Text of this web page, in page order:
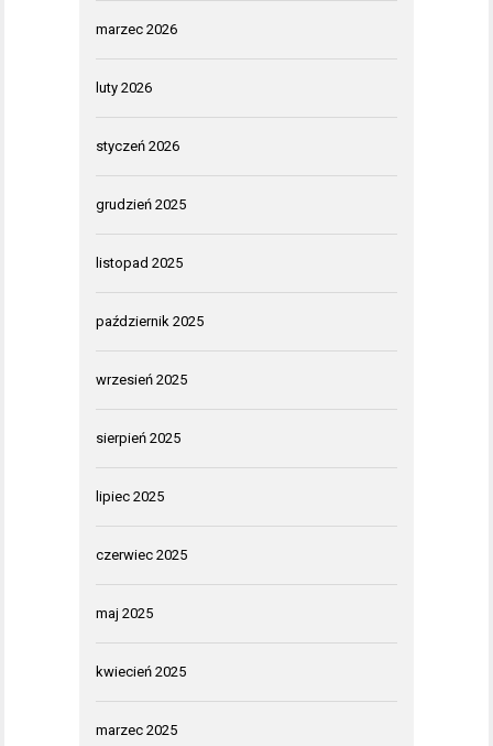
marzec 2026
luty 2026
styczeń 2026
grudzień 2025
listopad 2025
październik 2025
wrzesień 2025
sierpień 2025
lipiec 2025
czerwiec 2025
maj 2025
kwiecień 2025
marzec 2025